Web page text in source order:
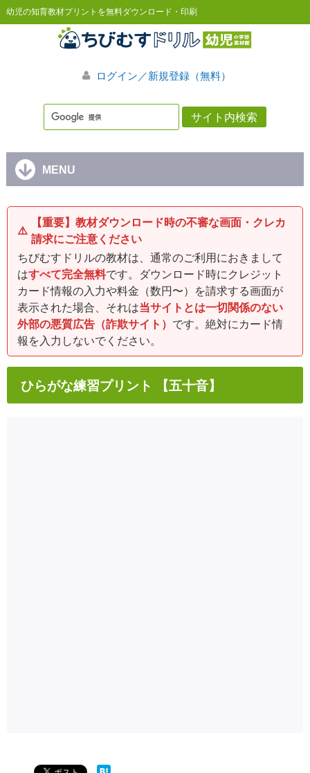
幼児の知育教材プリントを無料ダウンロード・印刷
ログイン／新規登録（無料）
MENU
⚠️
【重要】教材ダウンロード時の不審な画面・クレカ
請求にご注意ください
ちびむすドリルの教材は、通常のご利用におきまして
はすべて完全無料です。ダウンロード時にクレジット
カード情報の入力や料金（数円〜）を請求する画面が
表示された場合、それは当サイトとは一切関係のない
外部の悪質広告（詐欺サイト） です。絶対にカード情
報を入力しないでください。
ひらがな練習プリント 【五十音】